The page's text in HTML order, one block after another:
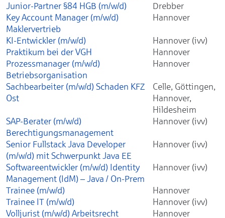
Junior-Partner §84 HGB (m/w/d)
Drebber
Key Account Manager (m/w/d)
Maklervertrieb
Hannover
KI-Entwickler (m/w/d)
Hannover (ivv)
Praktikum bei der VGH
Hannover
Prozessmanager (m/w/d)
Betriebsorganisation
Hannover
Sachbearbeiter (m/w/d) Schaden KFZ
Ost
Celle, Göttingen,
Hannover,
Hildesheim
SAP-Berater (m/w/d)
Berechtigungsmanagement
Hannover (ivv)
Senior Fullstack Java Developer
(m/w/d) mit Schwerpunkt Java EE
Hannover (ivv)
Softwareentwickler (m/w/d) Identity
Management (IdM) – Java / On-Prem
Hannover (ivv)
Trainee (m/w/d)
Hannover
Trainee IT (m/w/d)
Hannover (ivv)
Volljurist (m/w/d) Arbeitsrecht
Hannover